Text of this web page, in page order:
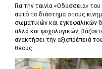
Για την ταινία «Οδύσσεια»
αυτό το διάστημα στους
σωματικών και εγκεφαλικών
αλλά και ψυχολογικών,
ανακτήσει την αξιοπρέπειά
θεούς ...